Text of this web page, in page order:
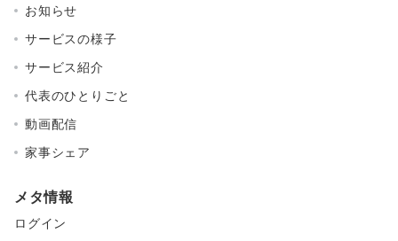
お知らせ
サービスの様子
サービス紹介
代表のひとりごと
動画配信
家事シェア
メタ情報
ログイン